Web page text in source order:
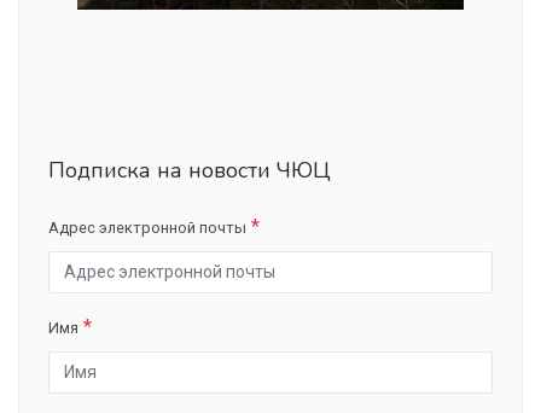
Подписка на новости ЧЮЦ
Адрес электронной почты
Имя